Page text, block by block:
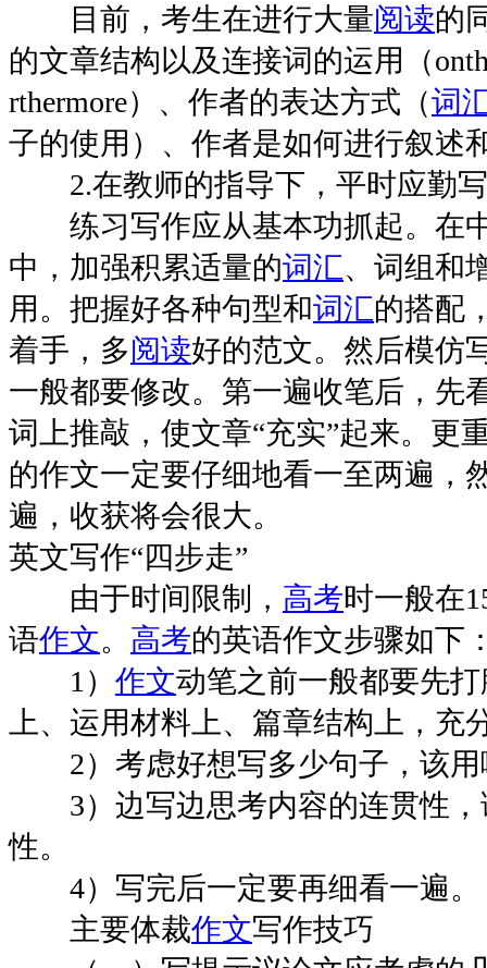
目前，考生在进行大量阅读的
的文章结构以及连接词的运用（
rthermore）、作者的表达方式（词
子的使用）、作者是如何进行叙述
2.在教师的指导下，平时应勤
练习写作应从基本功抓起。在
中，加强积累适量的词汇、词组和
用。把握好各种句型和词汇的搭配
着手，多阅读好的范文。然后模仿
一般都要修改。第一遍收笔后，先
词上推敲，使文章“充实”起来。更
的作文一定要仔细地看一至两遍，
遍，收获将会很大。
英文写作“四步走”
由于时间限制， 高考时一般在
语作文。 高考的英语作文步骤如下
1） 作文动笔之前一般都要先
上、运用材料上、篇章结构上，充
2）考虑好想写多少句子，该用
3）边写边思考内容的连贯性，
性。
4）写完后一定要再细看一遍。
主要体裁作文写作技巧